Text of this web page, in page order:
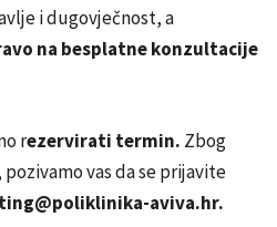
i dugovječnost, a
na besplatne konzultacije
rezervirati termin. Zbog
vas da se prijavite
aviva.hr.